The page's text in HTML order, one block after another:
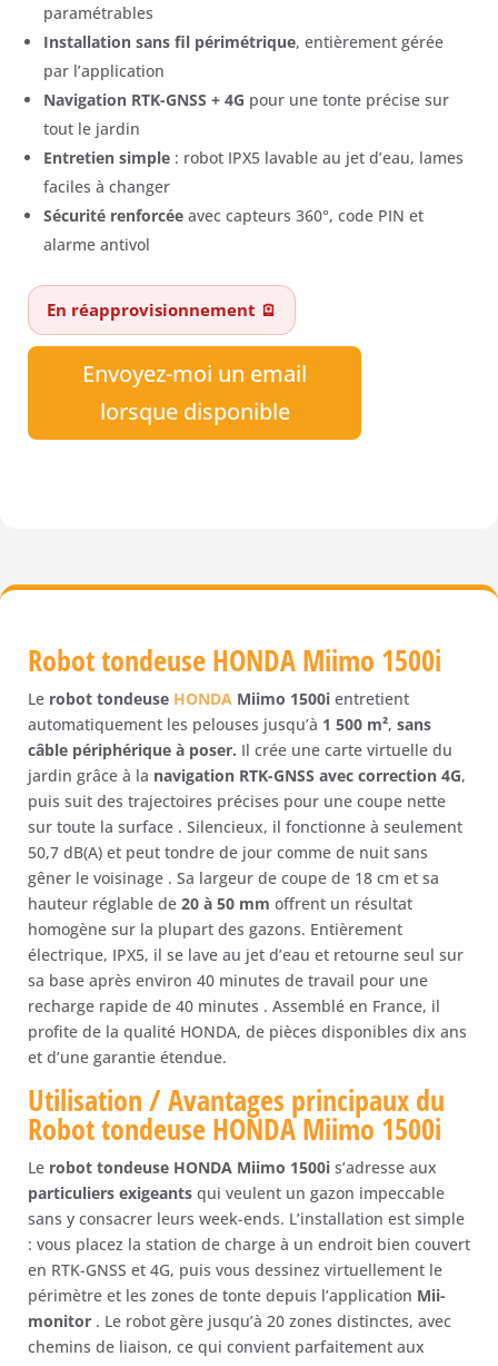
paramétrables
Installation sans fil périmétrique, entièrement gérée
par l’application
Navigation RTK-GNSS + 4G pour une tonte précise sur
tout le jardin
Entretien simple : robot IPX5 lavable au jet d’eau, lames
faciles à changer
Sécurité renforcée avec capteurs 360°, code PIN et
alarme antivol
En réapprovisionnement 🪫
Envoyez-moi un email
lorsque disponible
Robot tondeuse HONDA Miimo 1500i
Le robot tondeuse HONDA Miimo 1500i entretient
automatiquement les pelouses jusqu’à 1 500 m², sans
câble périphérique à poser. Il crée une carte virtuelle du
jardin grâce à la navigation RTK-GNSS avec correction 4G,
puis suit des trajectoires précises pour une coupe nette
sur toute la surface . Silencieux, il fonctionne à seulement
50,7 dB(A) et peut tondre de jour comme de nuit sans
gêner le voisinage . Sa largeur de coupe de 18 cm et sa
hauteur réglable de 20 à 50 mm offrent un résultat
homogène sur la plupart des gazons. Entièrement
électrique, IPX5, il se lave au jet d’eau et retourne seul sur
sa base après environ 40 minutes de travail pour une
recharge rapide de 40 minutes . Assemblé en France, il
profite de la qualité HONDA, de pièces disponibles dix ans
et d’une garantie étendue.
Utilisation / Avantages principaux du
Robot tondeuseHONDA Miimo 1500i
Le robot tondeuse HONDA Miimo 1500i s’adresse aux
particuliers exigeants qui veulent un gazon impeccable
sans y consacrer leurs week-ends. L’installation est simple
: vous placez la station de charge à un endroit bien couvert
en RTK-GNSS et 4G, puis vous dessinez virtuellement le
périmètre et les zones de tonte depuis l’application Mii-
monitor . Le robot gère jusqu’à 20 zones distinctes, avec
chemins de liaison, ce qui convient parfaitement aux